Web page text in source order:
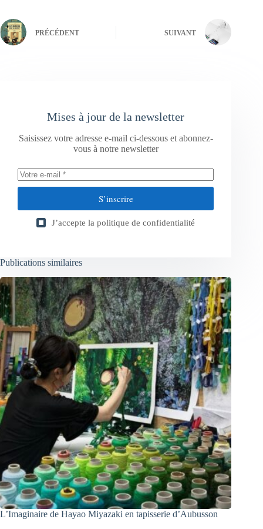
PRÉCÉDENT SUIVANT
Mises à jour de la newsletter
Saisissez votre adresse e-mail ci-dessous et abonnez-
vous à notre newsletter
S’inscrire
J’accepte la politique de confidentialité
Publications similaires
L’Imaginaire de Hayao Miyazaki en tapisserie d’Aubusson